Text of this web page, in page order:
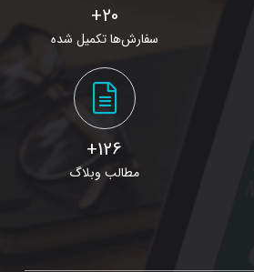
20+
سفارش‌ها تکمیل شده
126+
مطالب وبلاگ